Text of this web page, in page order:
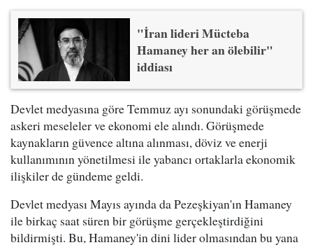
"İran lideri Mücteba
Hamaney her an ölebilir"
iddiası
Devlet medyasına göre Temmuz ayı sonundaki görüşmede
askeri meseleler ve ekonomi ele alındı. Görüşmede
kaynakların güvence altına alınması, döviz ve enerji
kullanımının yönetilmesi ile yabancı ortaklarla ekonomik
ilişkiler de gündeme geldi.
Devlet medyası Mayıs ayında da Pezeşkiyan'ın Hamaney
ile birkaç saat süren bir görüşme gerçekleştirdiğini
bildirmişti. Bu, Hamaney'in dini lider olmasından bu yana